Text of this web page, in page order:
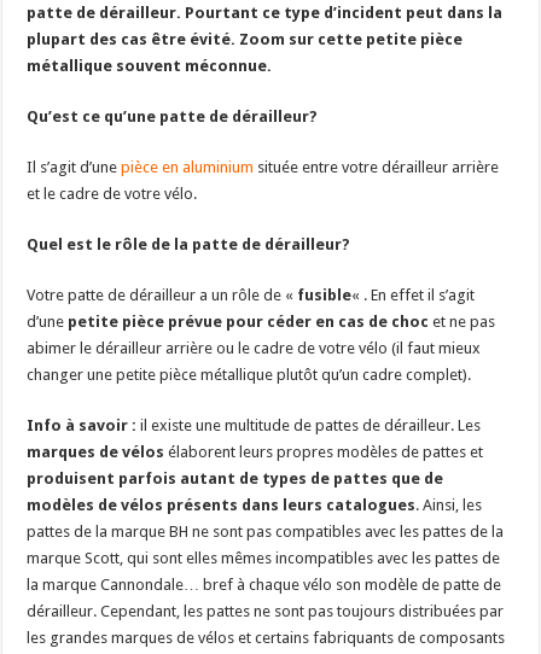
patte de dérailleur. Pourtant ce type d’incident peut dans la
plupart des cas être évité. Zoom sur cette petite pièce
métallique souvent méconnue.
Qu’est ce qu’une patte de dérailleur?
Il s’agit d’une pièce en aluminium située entre votre dérailleur arrière
et le cadre de votre vélo.
Quel est le rôle de la patte de dérailleur?
Votre patte de dérailleur a un rôle de « fusible« . En effet il s’agit
d’une petite pièce prévue pour céder en cas de choc et ne pas
abimer le dérailleur arrière ou le cadre de votre vélo (il faut mieux
changer une petite pièce métallique plutôt qu’un cadre complet).
Info à savoir : il existe une multitude de pattes de dérailleur. Les
marques de vélos élaborent leurs propres modèles de pattes et
produisent parfois autant de types de pattes que de
modèles de vélos présents dans leurs catalogues. Ainsi, les
pattes de la marque BH ne sont pas compatibles avec les pattes de la
marque Scott, qui sont elles mêmes incompatibles avec les pattes de
la marque Cannondale… bref à chaque vélo son modèle de patte de
dérailleur. Cependant, les pattes ne sont pas toujours distribuées par
les grandes marques de vélos et certains fabriquants de composants